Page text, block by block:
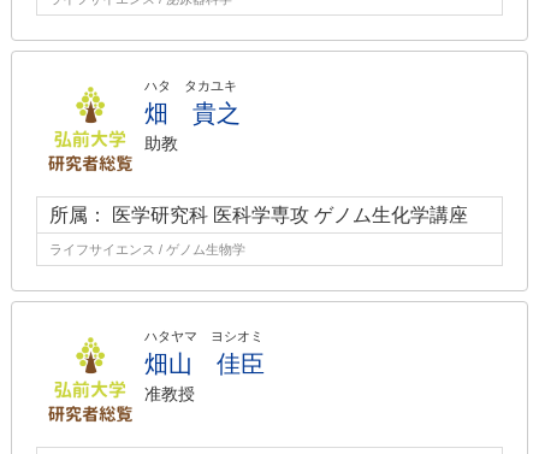
ハタ タカユキ
畑 貴之
助教
所属： 医学研究科 医科学専攻 ゲノム生化学講座
ライフサイエンス / ゲノム生物学
ハタヤマ ヨシオミ
畑山 佳臣
准教授